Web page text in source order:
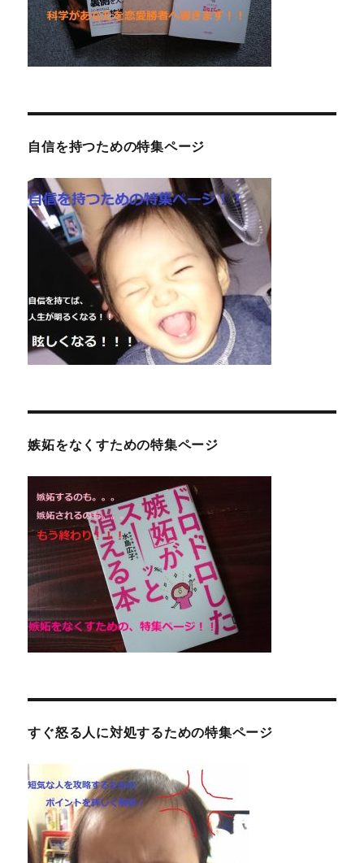
自信を持つための特集ページ
嫉妬をなくすための特集ページ
すぐ怒る人に対処するための特集ページ